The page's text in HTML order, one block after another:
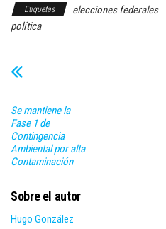
Etiquetas elecciones federales
política
Se mantiene la
Fase 1 de
Contingencia
Ambiental por alta
Contaminación
Sobre el autor
Hugo González